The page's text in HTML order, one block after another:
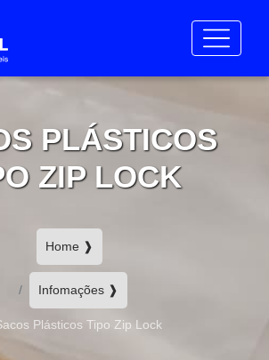
PLÁSTICOS
ZIP LOCK
Home ❱
Infomações ❱
Plásticos Tipo Zip Lock